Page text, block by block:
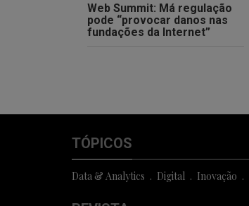
Web Summit: Má regulação
pode “provocar danos nas
fundações da Internet”
TÓPICOS
Data & Analytics Digital Inovação